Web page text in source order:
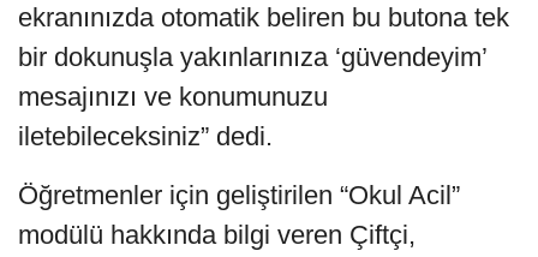
ekranınızda otomatik beliren bu butona tek
bir dokunuşla yakınlarınıza ‘güvendeyim’
mesajınızı ve konumunuzu
iletebileceksiniz” dedi.
Öğretmenler için geliştirilen “Okul Acil”
modülü hakkında bilgi veren Çiftçi,